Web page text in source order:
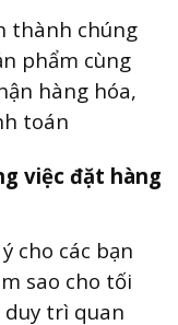
thành chúng
phẩm cùng
hàng hóa,
toán
việc đặt hàng
cho các bạn
sao cho tối
trì quan